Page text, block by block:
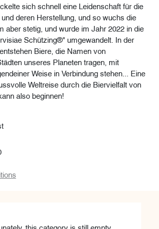
sich schnell eine Leidenschaft für die
und deren Herstellung, und so wuchs die
aber stetig, und wurde im Jahr 2022 in die
Schützing®" umgewandelt. In der
Biere, die Namen von
unseres Planeten tragen, mit
Weise in Verbindung stehen... Eine
Weltreise durch die Biervielfalt von
also beginnen!
this category is still empty.